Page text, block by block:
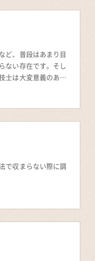
ど、普段はあまり目
ない存在です。そし
士は大変意義のある
で収まらない際に調